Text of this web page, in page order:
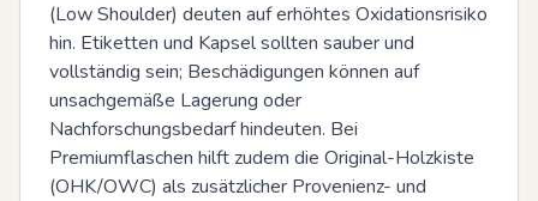
(Low Shoulder) deuten auf erhöhtes Oxidationsrisiko
hin. Etiketten und Kapsel sollten sauber und
vollständig sein; Beschädigungen können auf
unsachgemäße Lagerung oder
Nachforschungsbedarf hindeuten. Bei
Premiumflaschen hilft zudem die Original-Holzkiste
(OHK/OWC) als zusätzlicher Provenienz- und